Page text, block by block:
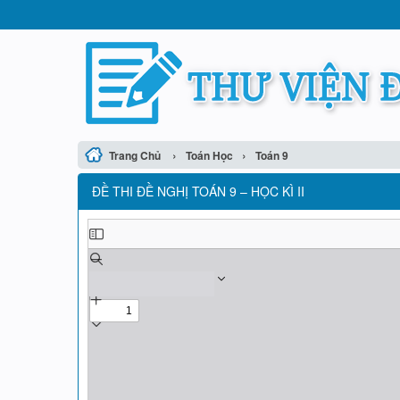
Trang Chủ › Toán Học › Toán 9
ĐỀ THI ĐỀ NGHỊ TOÁN 9 – HỌC KÌ II